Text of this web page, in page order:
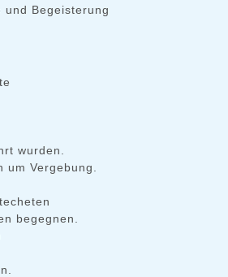
Begeisterung
wurden.
Vergebung.
begegnen.